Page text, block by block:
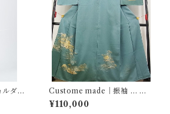
ルダ
Custome made｜振袖 … 名
所風景文
¥110,000